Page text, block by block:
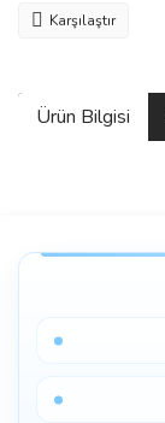
Karşılaştır
Ürün Bilgisi